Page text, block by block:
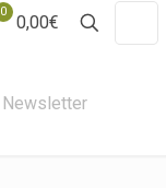
0
0,00€
Newsletter